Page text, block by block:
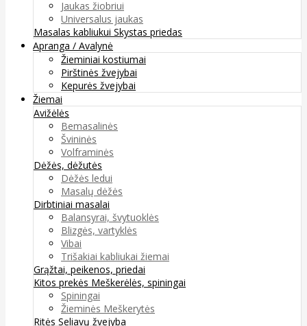
Jaukas žiobriui
Universalus jaukas
Masalas kabliukui Skystas priedas
Apranga / Avalynė
Žieminiai kostiumai
Pirštinės žvejybai
Kepurės žvejybai
Žiemai
Avižėlės
Bemasalinės
Švininės
Volframinės
Dėžės, dėžutės
Dėžės ledui
Masalų dėžės
Dirbtiniai masalai
Balansyrai, švytuoklės
Blizgės, vartyklės
Vibai
Trišakiai kabliukai žiemai
Grąžtai, peikenos, priedai
Kitos prekės Meškerėlės, spiningai
Spiningai
Žieminės Meškerytės
Ritės Seliavų žvejyba